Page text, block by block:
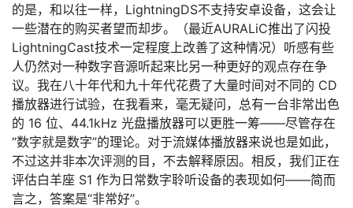
的是，和以往一样，LightningDS不支持安卓设备，这会让
一些潜在的购买者望而却步。（最近AURALiC推出了闪投
LightningCast技术一定程度上改善了这种情况）听感有些
人仍然对一种数字音源听起来比另一种更好的观点存在争
议。我在八十年代和九十年代花费了大量时间对不同的 CD
播放器进行试验，在我看来，毫无疑问，总有一台非常出色
的 16 位、44.1kHz 光盘播放器可以更胜一筹——尽管存在
“数字就是数字”的理论。对于流媒体播放器来说也是如此，
不过这并非本次评测的目，不去解释原因。相反，我们正在
评估白羊座 S1 作为日常数字聆听设备的表现如何——简而
言之，答案是“非常好”。